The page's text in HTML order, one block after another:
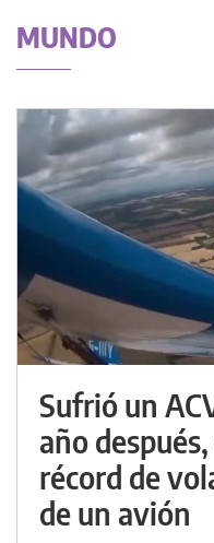
MUNDO
Sufrió un
año
récord de
de un avión